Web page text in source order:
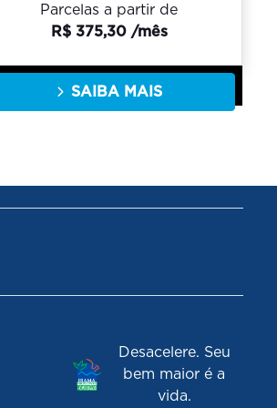
Parcelas a partir de
R$ 375,30 /mês
SAIBA MAIS
Desacelere. Seu
bem maior é a
vida.